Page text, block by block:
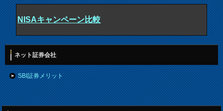
NISAキャンペーン比較
ネット証券会社
SBI証券メリット